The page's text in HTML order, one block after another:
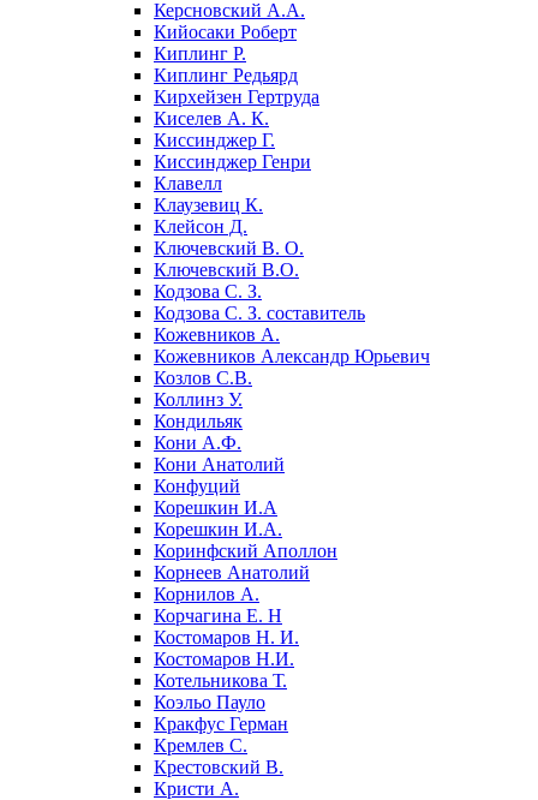
Керсновский А.А.
Кийосаки Роберт
Киплинг Р.
Киплинг Редьярд
Кирхейзен Гертруда
Киселев А. К.
Киссинджер Г.
Киссинджер Генри
Клавелл
Клаузевиц К.
Клейсон Д.
Ключевский В. О.
Ключевский В.О.
Кодзова С. З.
Кодзова С. З. составитель
Кожевников А.
Кожевников Александр Юрьевич
Козлов С.В.
Коллинз У.
Кондильяк
Кони А.Ф.
Кони Анатолий
Конфуций
Корешкин И.А
Корешкин И.А.
Коринфский Аполлон
Корнеев Анатолий
Корнилов А.
Корчагина Е. Н
Костомаров Н. И.
Костомаров Н.И.
Котельникова Т.
Коэльо Пауло
Кракфус Герман
Кремлев С.
Крестовский В.
Кристи А.